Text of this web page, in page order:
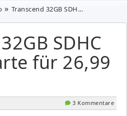
Transcend 32GB SDHC Speicherkarte für 26,99 Euro
SDHC
für 26,99
3 Kommentare